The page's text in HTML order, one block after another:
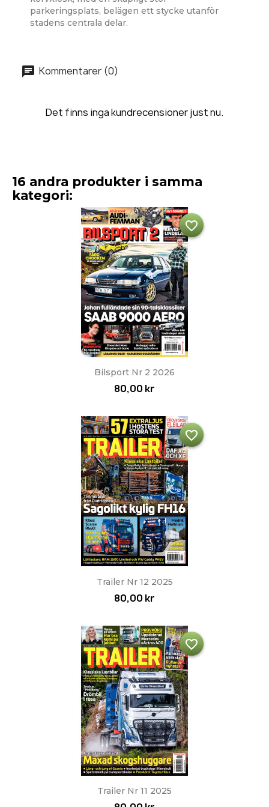
parkeringsplats, belägen ett stycke utanför
stadens centrala delar.
Kommentarer (0)
Det finns inga kundrecensioner just nu.
16 andra produkter i samma
kategori:
Bilsport Nr 2 2026
80,00 kr
favorite_border
Trailer Nr 12 2025
80,00 kr
favorite_border
Trailer Nr 11 2025
favorite_border